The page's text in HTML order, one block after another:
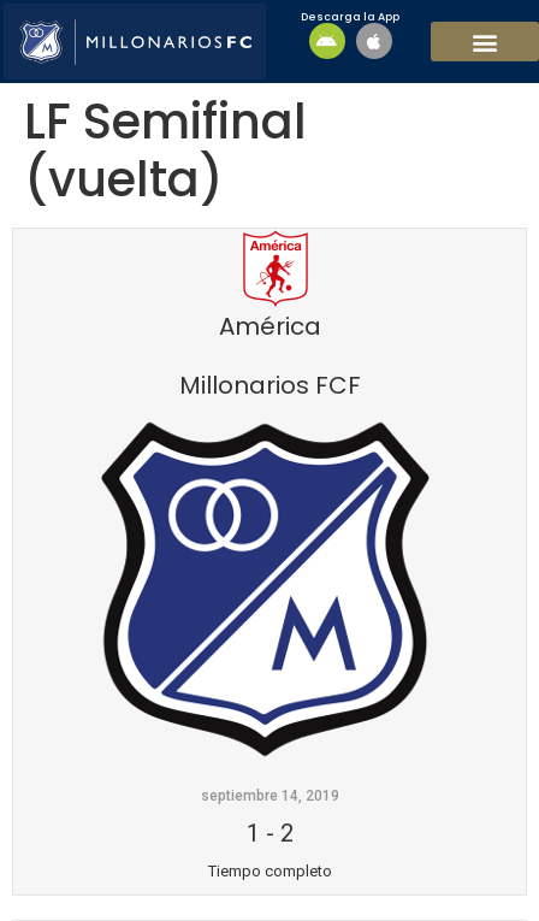
Descarga la App
LF Semifinal
(vuelta)
América
Millonarios FCF
septiembre 14, 2019
1 - 2
Tiempo completo